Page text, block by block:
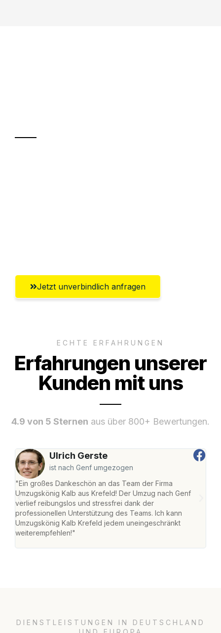
Jetzt unverbindlich anfragen
ECHTE ERFAHRUNGEN
Erfahrungen unserer
Kunden mit uns
4.9 von 5 Sternen aus über 800+ Bewertungen.
Ulrich Gerste
ist nach Genf umgezogen
"Ein großes Dankeschön an das Team der Firma
Umzugskönig Kalb aus Krefeld! Der Umzug nach Genf
verlief reibungslos und stressfrei dank der
professionellen Unterstützung des Teams. Ich kann
Umzugskönig Kalb Krefeld jedem uneingeschränkt
weiterempfehlen!"
DIENSTLEISTUNGEN IN DEUTSCHLAND